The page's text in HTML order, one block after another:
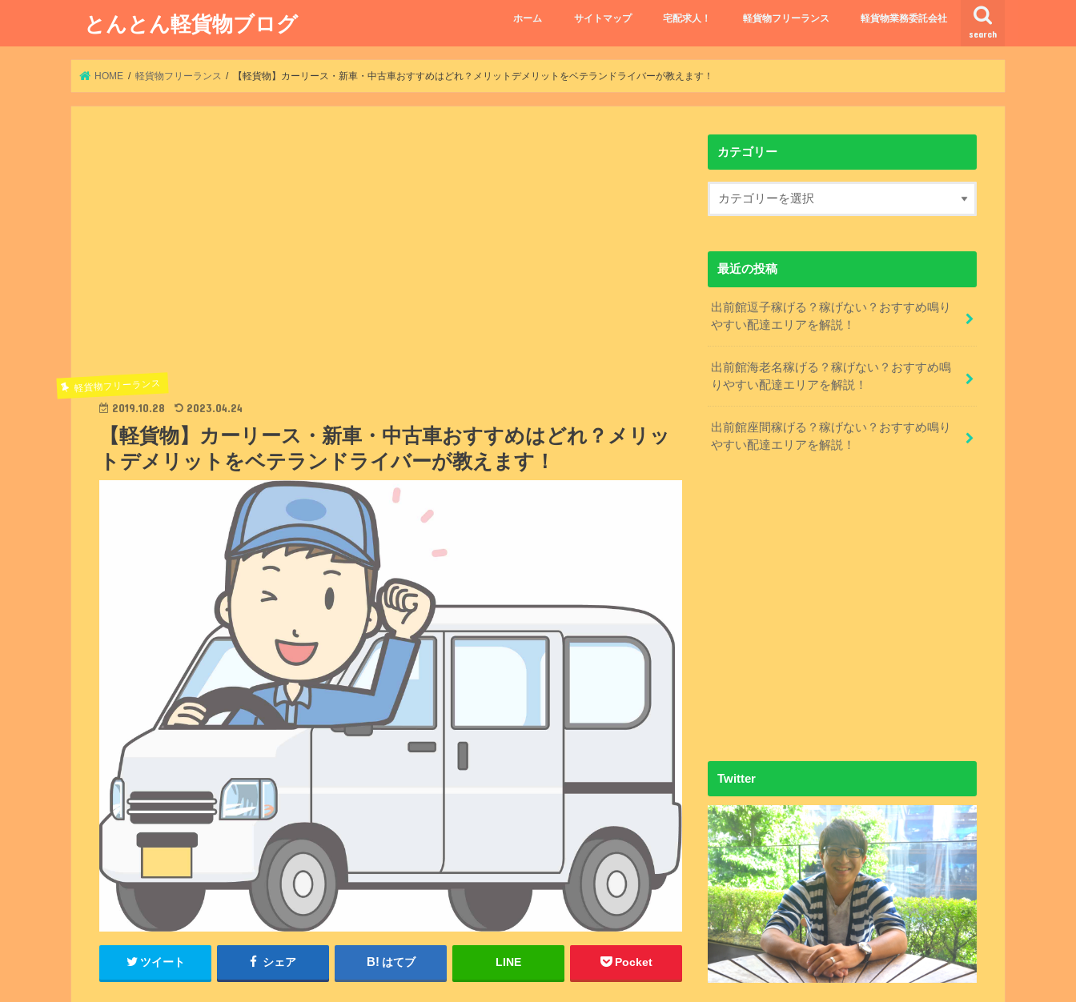
とんとん軽貨物ブログ search
ホーム サイトマップ 宅配求人！ 軽貨物フリーランス 軽貨物業務委託会社
HOME 軽貨物フリーランス 【軽貨物】カーリース・新車・中古車おすすめはどれ？メリットデメリットをベテランドライバーが教えます！
軽貨物フリーランス
2019.10.28 2023.04.24
【軽貨物】カーリース・新車・中古車おすすめはどれ？メリッ
トデメリットをベテランドライバーが教えます！
ツイート シェア はてブ LINE Pocket
カテゴリー
最近の投稿
出前館逗子稼げる？稼げない？おすすめ鳴り
やすい配達エリアを解説！
出前館海老名稼げる？稼げない？おすすめ鳴
りやすい配達エリアを解説！
出前館座間稼げる？稼げない？おすすめ鳴り
やすい配達エリアを解説！
Twitter